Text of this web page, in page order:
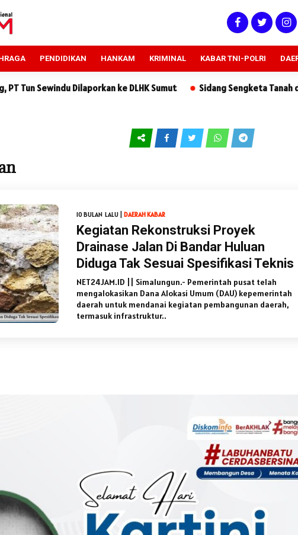
PENDIDIKAN HANKAM KRIMINAL KABAR TNI-POLRI
Dilaporkan ke DLHK Sumut Sidang Sengketa Tanah di PN
10 BULAN LALU | DAERAHKABAR
Kegiatan Rekonstruksi Proyek
Drainase Jalan Di Bandar Huluan
Diduga Tak Sesuai Spesifikasi Teknis
NET24JAM.ID || Simalungun.- Pemerintah pusat telah
mengalokasikan Dana Alokasi Umum (DAU) kepemerintah
daerah untuk mendanai kegiatan pembangunan daerah,
termasuk infrastruktur..